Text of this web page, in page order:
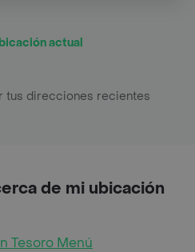
actual
tus direcciones recientes
de mi ubicación
Tesoro Menú